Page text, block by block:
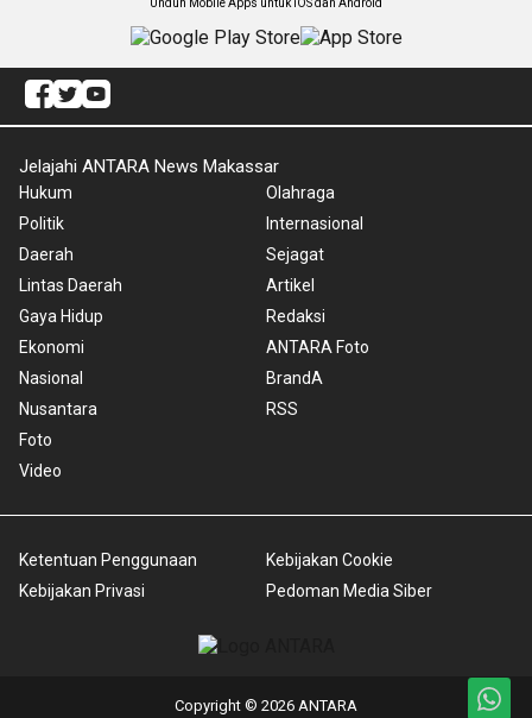
Unduh Mobile Apps untuk iOS dan Android
Jelajahi ANTARA News Makassar
Hukum
Politik
Daerah
Lintas Daerah
Gaya Hidup
Ekonomi
Nasional
Nusantara
Foto
Video
Olahraga
Internasional
Sejagat
Artikel
Redaksi
ANTARA Foto
BrandA
RSS
Ketentuan Penggunaan
Kebijakan Privasi
Kebijakan Cookie
Pedoman Media Siber
Copyright © 2026 ANTARA